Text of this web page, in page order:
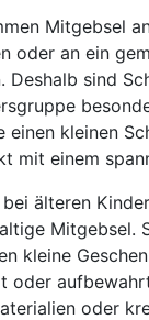
Mitgebsel
oder an ein
Deshalb sind
einen kleinen
mit einem
älteren
Mitgebsel.
kleine
oder
oder